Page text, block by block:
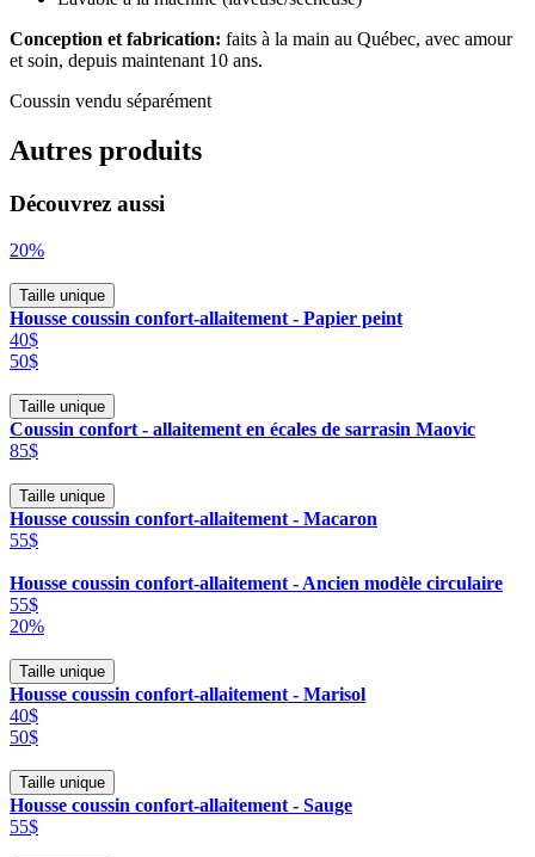
Conception et fabrication: faits à la main au Québec, avec amour
et soin, depuis maintenant 10 ans.
Coussin vendu séparément
Autres produits
Découvrez aussi
20%
Taille unique
Housse coussin confort-allaitement - Papier peint
40$
50$
Taille unique
Coussin confort - allaitement en écales de sarrasin Maovic
85$
Taille unique
Housse coussin confort-allaitement - Macaron
55$
Housse coussin confort-allaitement - Ancien modèle circulaire
55$
20%
Taille unique
Housse coussin confort-allaitement - Marisol
40$
50$
Taille unique
Housse coussin confort-allaitement - Sauge
55$